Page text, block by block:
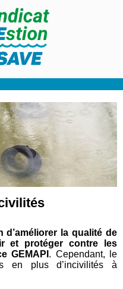
d’améliorer la qualité de
et protéger contre les
GEMAPI . Cependant, le
en plus d’incivilités à